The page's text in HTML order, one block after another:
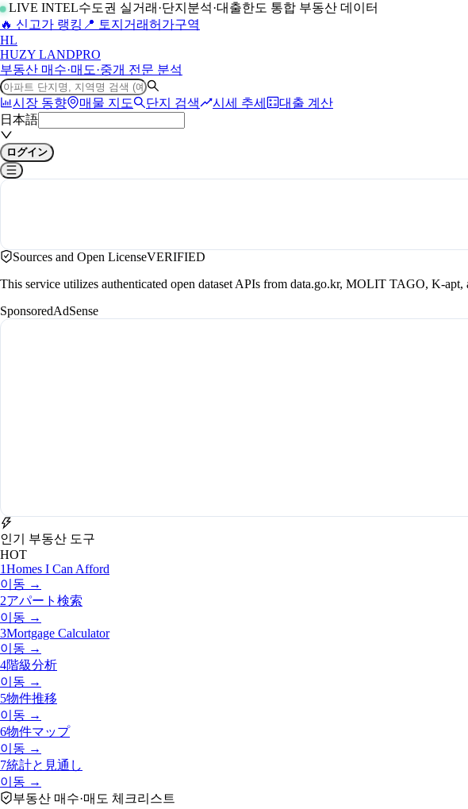
LIVE INTEL수도권 실거래·단지분석·대출한도 통합 부동산 데이터
🔥 신고가 랭킹 📍 토지거래허가구역
HL
HUZY LANDPRO
부동산 매수·매도·중개 전문 분석
시장 동향 매물 지도 단지 검색 시세 추세
대출 계산
日本語
ログイン
Sources and Open LicenseVERIFIED
This service utilizes authenticated open dataset APIs from data.go.kr, MOLIT TAGO, K-
SponsoredAdSense
인기 부동산 도구
HOT
1Homes I Can Afford
이동 →
2アパート検索
이동 →
3Mortgage Calculator
이동 →
4階級分析
이동 →
5物件推移
이동 →
6物件マップ
이동 →
7統計と見通し
이동 →
부동산 매수·매도 체크리스트